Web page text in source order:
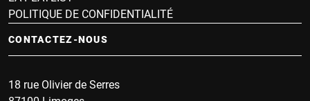
POLITIQUE DE CONFIDENTIALITÉ
CONTACTEZ-NOUS
18 rue Olivier de Serres